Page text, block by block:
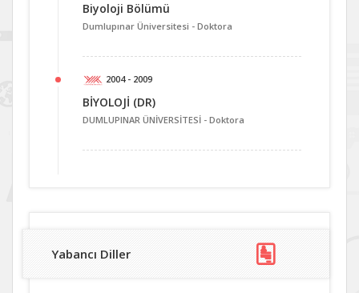
Biyoloji Bölümü
Dumlupınar Üniversitesi - Doktora
2004 - 2009
BİYOLOJİ (DR)
DUMLUPINAR ÜNİVERSİTESİ - Doktora
Yabancı Diller